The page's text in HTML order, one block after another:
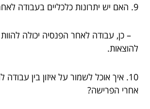
9. האם יש יתרונות כלכליים בעבודה לאחר הפנסיה?
– כן, עבודה לאחר הפנסיה יכולה
להוצאות.
10. איך אוכל לשמור על איזון בין עבודה
אחרי הפרישה?